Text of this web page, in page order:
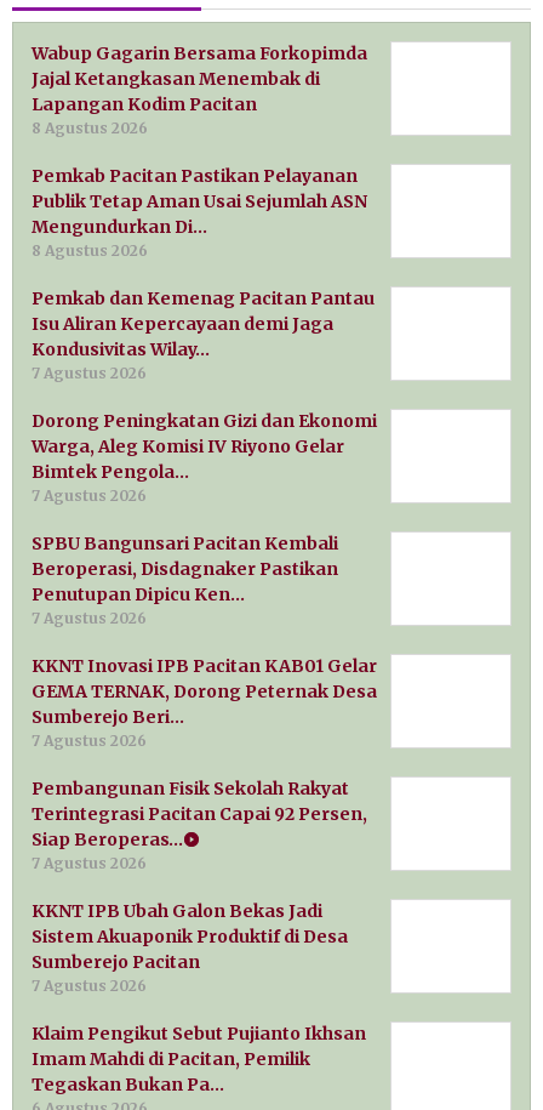
Wabup Gagarin Bersama Forkopimda
Jajal Ketangkasan Menembak di
Lapangan Kodim Pacitan
8 Agustus 2026
Pemkab Pacitan Pastikan Pelayanan
Publik Tetap Aman Usai Sejumlah ASN
Mengundurkan Di…
8 Agustus 2026
Pemkab dan Kemenag Pacitan Pantau
Isu Aliran Kepercayaan demi Jaga
Kondusivitas Wilay…
7 Agustus 2026
Dorong Peningkatan Gizi dan Ekonomi
Warga, Aleg Komisi IV Riyono Gelar
Bimtek Pengola…
7 Agustus 2026
SPBU Bangunsari Pacitan Kembali
Beroperasi, Disdagnaker Pastikan
Penutupan Dipicu Ken…
7 Agustus 2026
KKNT Inovasi IPB Pacitan KAB01 Gelar
GEMA TERNAK, Dorong Peternak Desa
Sumberejo Beri…
7 Agustus 2026
Pembangunan Fisik Sekolah Rakyat
Terintegrasi Pacitan Capai 92 Persen,
Siap Beroperas…
7 Agustus 2026
KKNT IPB Ubah Galon Bekas Jadi
Sistem Akuaponik Produktif di Desa
Sumberejo Pacitan
7 Agustus 2026
Klaim Pengikut Sebut Pujianto Ikhsan
Imam Mahdi di Pacitan, Pemilik
Tegaskan Bukan Pa…